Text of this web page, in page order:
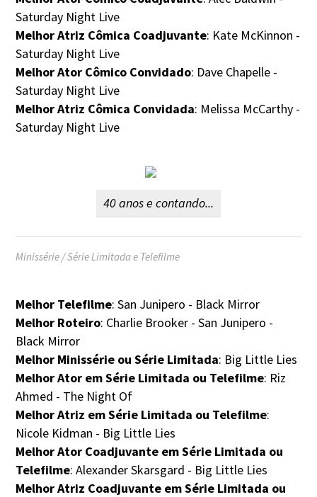
Saturday Night Live
Melhor Atriz Cômica Coadjuvante: Kate McKinnon -
Saturday Night Live
Melhor Ator Cômico Convidado: Dave Chapelle -
Saturday Night Live
Melhor Atriz Cômica Convidada: Melissa McCarthy -
Saturday Night Live
40 anos e contando...
Minissérie / Série Limitada e Telefilme
Melhor Telefilme: San Junipero - Black Mirror
Melhor Roteiro: Charlie Brooker - San Junipero -
Black Mirror
Melhor Minissérie ou Série Limitada: Big Little Lies
Melhor Ator em Série Limitada ou Telefilme: Riz
Ahmed - The Night Of
Melhor Atriz em Série Limitada ou Telefilme:
Nicole Kidman - Big Little Lies
Melhor Ator Coadjuvante em Série Limitada ou
Telefilme: Alexander Skarsgard - Big Little Lies
Melhor Atriz Coadjuvante em Série Limitada ou